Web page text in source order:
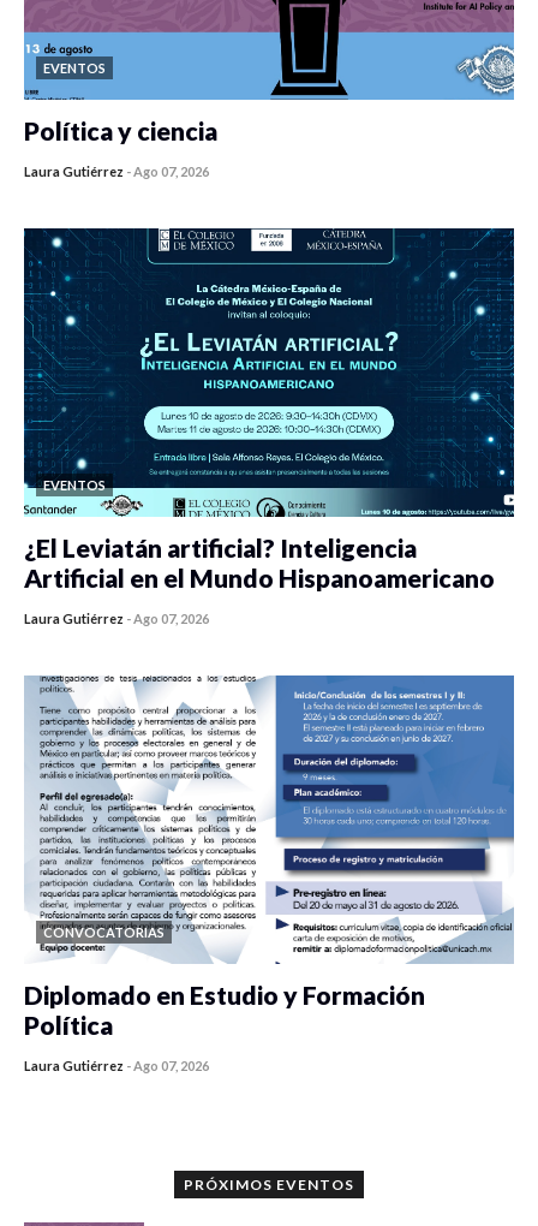
EVENTOS
Política y ciencia
Laura Gutiérrez -Ago 07, 2026
EVENTOS
¿El Leviatán artificial? Inteligencia
Artificial en el Mundo Hispanoamericano
Laura Gutiérrez -Ago 07, 2026
CONVOCATORIAS
Diplomado en Estudio y Formación
Política
Laura Gutiérrez -Ago 07, 2026
PRÓXIMOS EVENTOS